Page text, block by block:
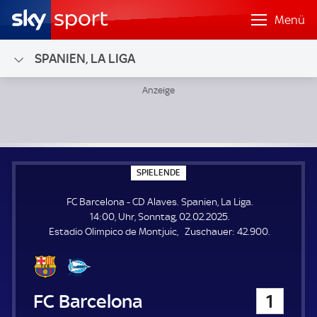
Menü
SPANIEN, LA LIGA
SPIELENDE
P
E
L
E
N
FC Barcelona - CD Alaves. Spanien, La Liga.
14:00, Uhr, Sonntag, 02.02.2025.
Estadio Olimpico de Montjuic
Zuschauer: Z
42.900.
FC Barcelona 1